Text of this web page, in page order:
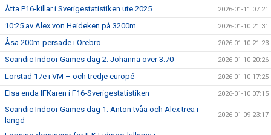
Åtta P16-killar i Sverigestatistiken ute 2025 2026-01-11 07:21
10:25 av Alex von Heideken på 3200m 2026-01-10 21:31
Åsa 200m-persade i Örebro 2026-01-10 21:23
Scandic Indoor Games dag 2: Johanna över 3.70 2026-01-10 20:26
Lörstad 17e i VM – och tredje europé 2026-01-10 17:25
Elsa enda IFKaren i F16-Sverigestatistiken 2026-01-10 07:15
Scandic Indoor Games dag 1: Anton tvåa och Alex trea i
längd
2026-01-09 23:17